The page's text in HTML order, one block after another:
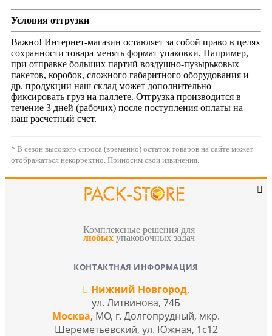
Условия отгрузки
Важно! Интернет-магазин оставляет за собой право в целях
сохранности товара менять формат упаковки. Например,
при отправке больших партий воздушно-пузырьковых
пакетов, коробок, сложного габаритного оборудования и
др. продукции наш склад может дополнительно
фиксировать груз на паллете. Отгрузка производится в
течение 3 дней (рабочих) после поступления оплаты на
наш расчетный счет.
* В сезон высокого спроса (временно) остаток товаров на сайте может
отображаться некорректно. Приносим свои извинения.
Комплексные решения для
любых упаковочных задач
КОНТАКТНАЯ ИНФОРМАЦИЯ
Нижний Новгород,
ул. Литвинова, 74Б
Москва, МО, г. Долгопрудный, мкр.
Шереметьевский, ул. Южная, 1с12